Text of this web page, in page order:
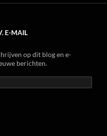
E-MAIL
op dit blog en e-
berichten.